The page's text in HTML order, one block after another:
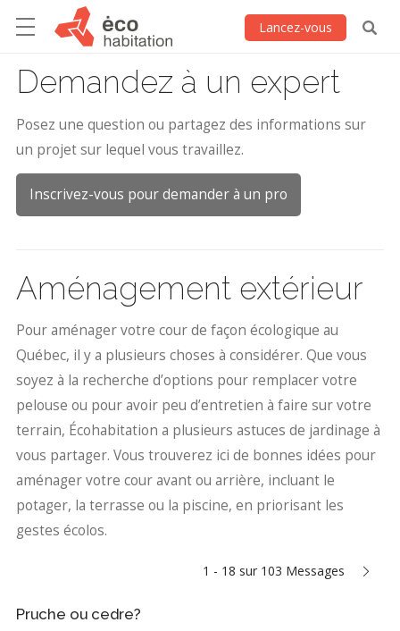
Lancez-vous
Demandez à un expert
Posez une question ou partagez des informations sur
un projet sur lequel vous travaillez.
Inscrivez-vous pour demander à un pro
Aménagement extérieur
Pour aménager votre cour de façon écologique au
Québec, il y a plusieurs choses à considérer. Que vous
soyez à la recherche d’options pour remplacer votre
pelouse ou pour avoir peu d’entretien à faire sur votre
terrain, Écohabitation a plusieurs astuces de jardinage à
vous partager. Vous trouverez ici de bonnes idées pour
aménager votre cour avant ou arrière, incluant le
potager, la terrasse ou la piscine, en priorisant les
gestes écolos.
1 - 18 sur 103 Messages
Pruche ou cedre?